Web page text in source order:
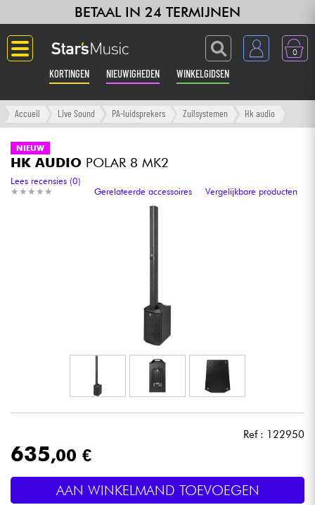
BETAAL IN 24 TERMIJNEN
0
KORTINGEN NIEUWIGHEDEN WINKELGIDSEN
Langue
Versterker & Effecten
Microfoon
Licht
Accueil Live Sound PA-luidsprekers Zuilsystemen Hk audio
NIEUW
HK AUDIO POLAR 8 MK2
★ ★ ★ ★ ★
★ ★ ★ ★ ★
Lees recensies (0)
Gerelateerde accessoires
Vergelijkbare producten
Ref : 122950
635,00 €
AAN WINKELMAND TOEVOEGEN